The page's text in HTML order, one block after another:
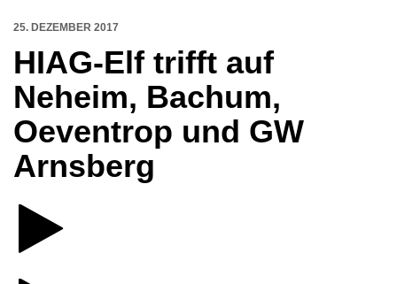
25. DEZEMBER 2017
HIAG-Elf trifft auf
Neheim, Bachum,
Oeventrop und GW
Arnsberg